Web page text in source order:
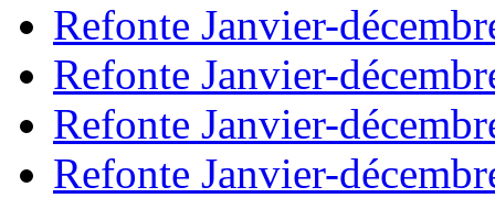
Refonte Janvier-
Refonte Janvier-
Refonte Janvier-
Refonte Janvier-